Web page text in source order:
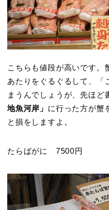
こちらも値段が高いです。
あたりをぐるぐるして、「
まうんでしょうが、先ほど
地魚河岸」 に行った方が蟹
と損をしますよ。
たらばがに 7500円